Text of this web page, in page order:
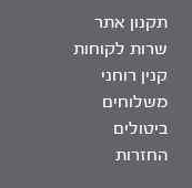
תקנון אתר
שרות לקוחות
קנין רוחני
משלוחים
ביטולים
החזרות